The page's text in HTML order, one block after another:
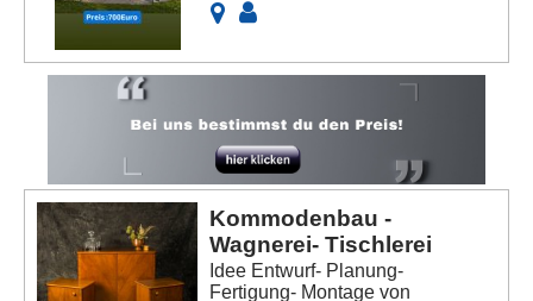
Kommodenbau -
Wagnerei- Tischlerei
Idee Entwurf- Planung-
Fertigung- Montage von